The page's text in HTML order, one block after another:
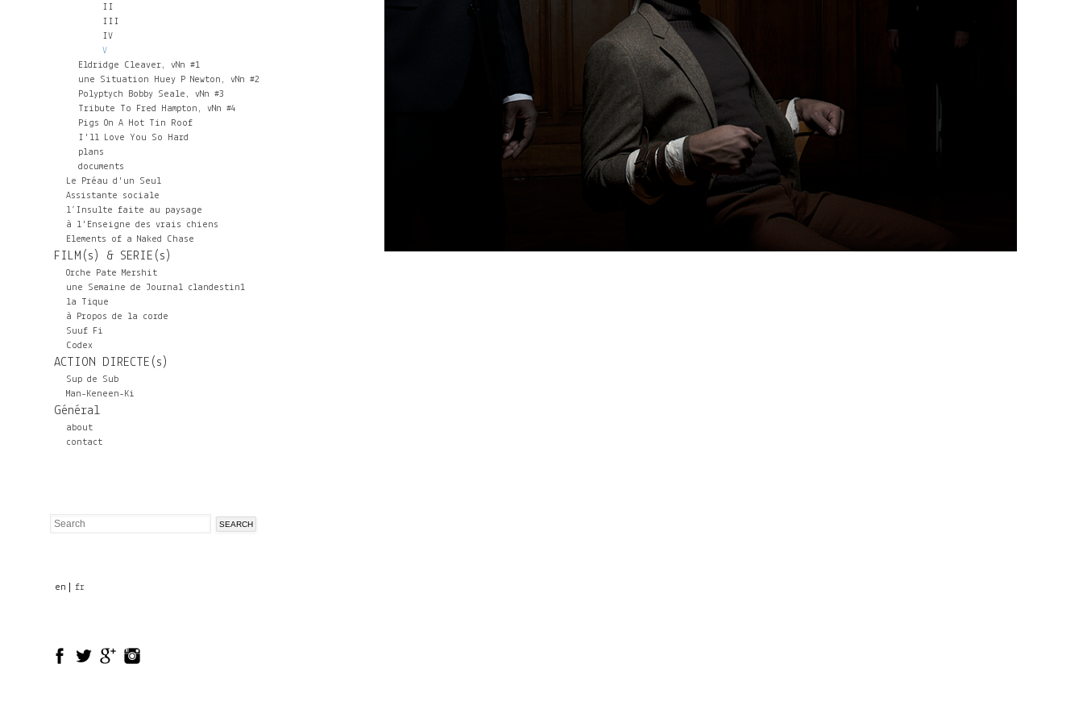
II
III
IV
V
Eldridge Cleaver, vNn #1
une Situation Huey P Newton, vNn #2
Polyptych Bobby Seale, vNn #3
Tribute To Fred Hampton, vNn #4
Pigs On A Hot Tin Roof
I'll Love You So Hard
plans
documents
Le Préau d'un Seul
Assistante sociale
l’Insulte faite au paysage
à l'Enseigne des vrais chiens
Elements of a Naked Chase
FILM(s) & SERIE(s)
Orche Pate Mershit
une Semaine de Journal clandestin1
la Tique
à Propos de la corde
Suuf Fi
Codex
ACTION DIRECTE(s)
Sup de Sub
Man-Keneen-Ki
Général
about
contact
Search
en fr